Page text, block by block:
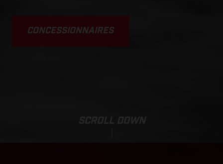
CONCESSIONNAIRES
SCROLL DOWN